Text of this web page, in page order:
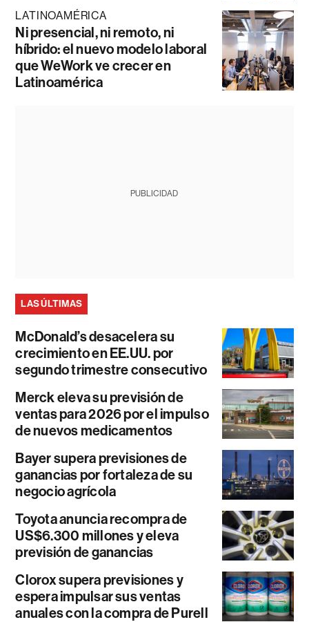
LATINOAMÉRICA
Ni presencial, ni remoto, ni
híbrido: el nuevo modelo laboral
que WeWork ve crecer en
Latinoamérica
PUBLICIDAD
LAS ÚLTIMAS
McDonald’s desacelera su
crecimiento en EE.UU. por
segundo trimestre consecutivo
Merck eleva su previsión de
ventas para 2026 por el impulso
de nuevos medicamentos
Bayer supera previsiones de
ganancias por fortaleza de su
negocio agrícola
Toyota anuncia recompra de
US$6.300 millones y eleva
previsión de ganancias
Clorox supera previsiones y
espera impulsar sus ventas
anuales con la compra de Purell